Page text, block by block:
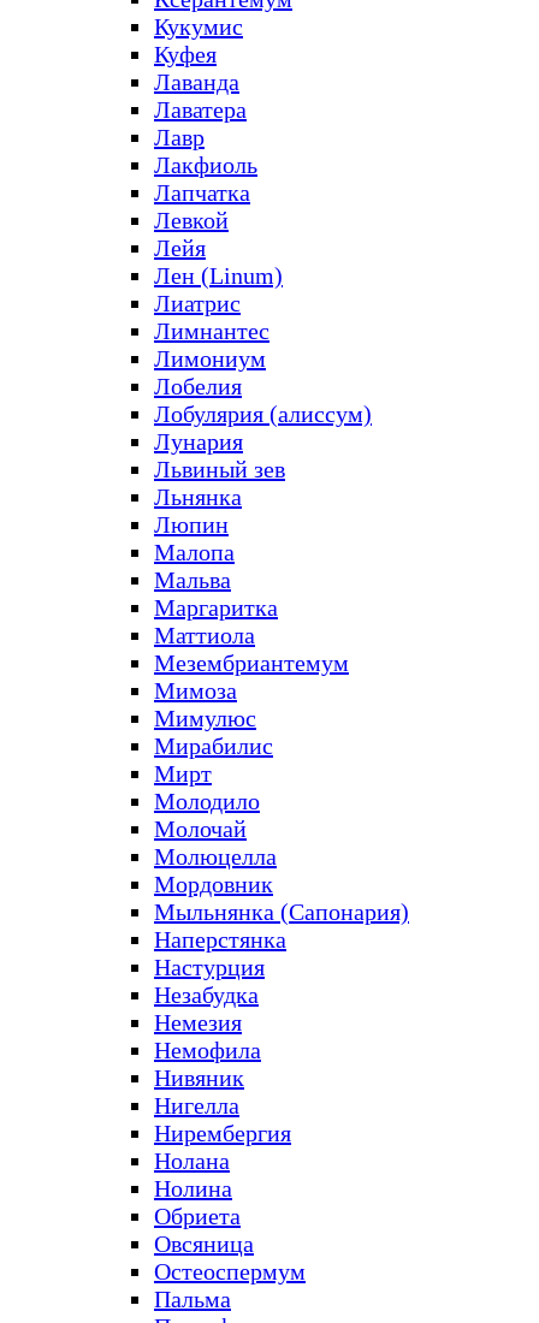
Кукумис
Куфея
Лаванда
Лаватера
Лавр
Лакфиоль
Лапчатка
Левкой
Лейя
Лен (Linum)
Лиатрис
Лимнантес
Лимониум
Лобелия
Лобулярия (алиссум)
Лунария
Львиный зев
Льнянка
Люпин
Малопа
Мальва
Маргаритка
Маттиола
Мезембриантемум
Мимоза
Мимулюс
Мирабилис
Мирт
Молодило
Молочай
Молюцелла
Мордовник
Мыльнянка (Сапонария)
Наперстянка
Настурция
Незабудка
Немезия
Немофила
Нивяник
Нигелла
Нирембергия
Нолана
Нолина
Обриета
Овсяница
Остеоспермум
Пальма